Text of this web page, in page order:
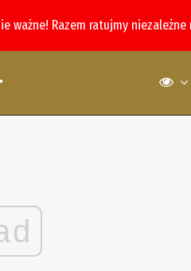
ważne! Razem ratujmy